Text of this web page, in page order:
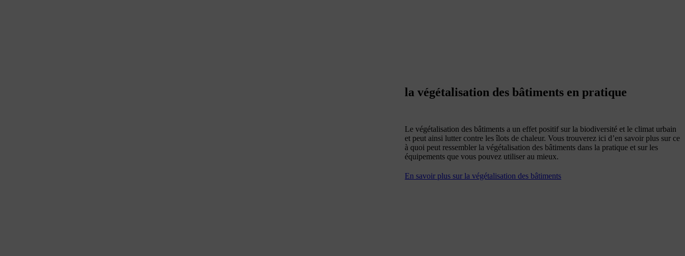
la végétalisation des bâtiments en pratique
Le végétalisation des bâtiments a un effet positif sur la biodiversité et le climat urbain
et peut ainsi lutter contre les îlots de chaleur. Vous trouverez ici d’en savoir plus sur ce
à quoi peut ressembler la végétalisation des bâtiments dans la pratique et sur les
équipements que vous pouvez utiliser au mieux.
En savoir plus sur la végétalisation des bâtiments